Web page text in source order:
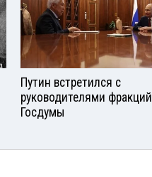
Путин встретился с
руководителями фракций
Госдумы